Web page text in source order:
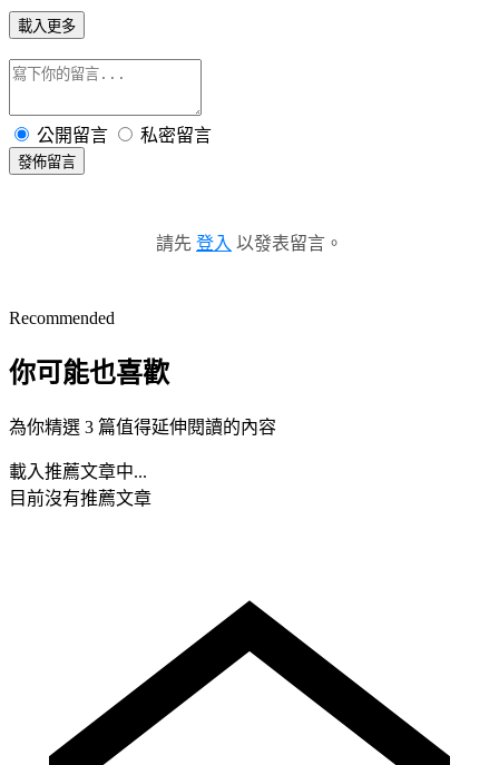
載入更多
公開留言 私密留言
發佈留言
請先 登入 以發表留言。
Recommended
你可能也喜歡
為你精選 3 篇值得延伸閱讀的內容
載入推薦文章中...
目前沒有推薦文章